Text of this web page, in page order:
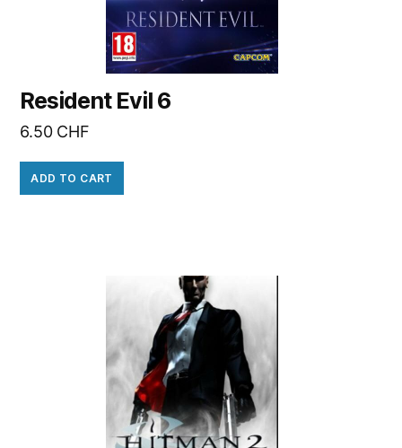
Resident Evil 6
6.50 CHF
ADD TO CART